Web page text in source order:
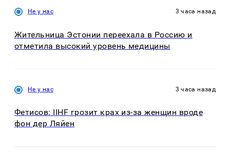
Не у нас 3 часа назад
Жительница Эстонии переехала в Россию и
отметила высокий уровень медицины
Не у нас 3 часа назад
Фетисов: IIHF грозит крах из-за женщин вроде
фон дер Ляйен